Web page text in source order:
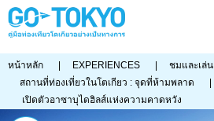
หน้าหลัก EXPERIENCES ชมและเล่น
สถานที่ท่องเที่ยวในโตเกียว : จุดที่ห้ามพลาด
เปิดตัวอาซาบุไดฮิลส์แห่งความคาดหวัง